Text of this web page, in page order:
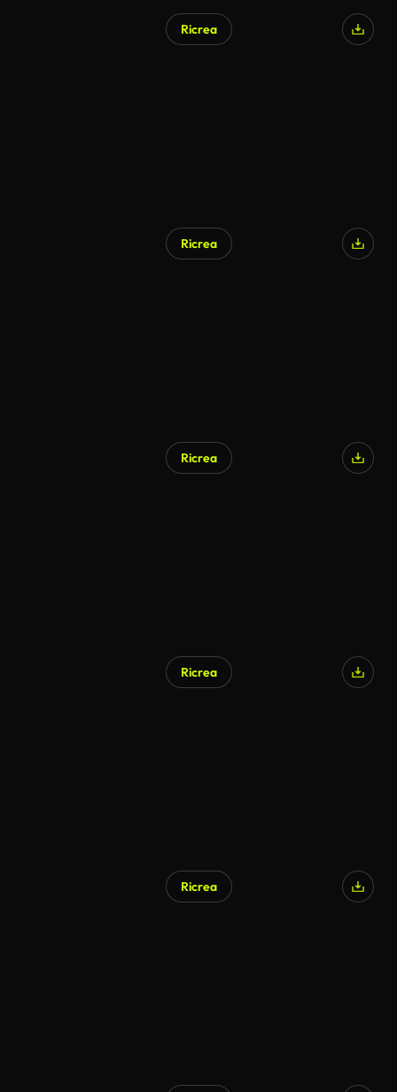
Ricrea
Ricrea
Ricrea
Ricrea
Ricrea